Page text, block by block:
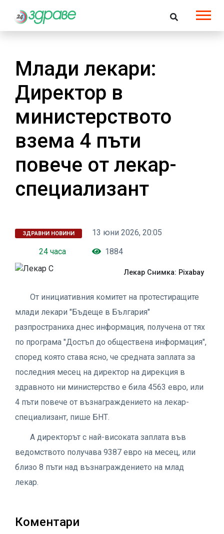
Млади лекари:
Директор в
министерството
взема 4 пъти
повече от лекар-
специализант
ЗДРАВНИ НОВИНИ
13 юни 2026, 20:05
24 часа
1884
Лекар Снимка: Pixabay
От инициативния комитет на протестиращите
млади лекари "Бъдеще в България"
разпространиха днес информация, получена от тях
по програма "Достъп до обществена информация",
според която става ясно, че средната заплата за
последния месец на директор на дирекция в
здравното ни министерство е била 4563 евро, или
4 пъти повече от възнаграждението на лекар-
специализант, пише БНТ.
А директорът с най-високата заплата във
ведомството получава 9387 евро на месец, или
близо 8 пъти над възнаграждението на млад
лекар.
Коментари